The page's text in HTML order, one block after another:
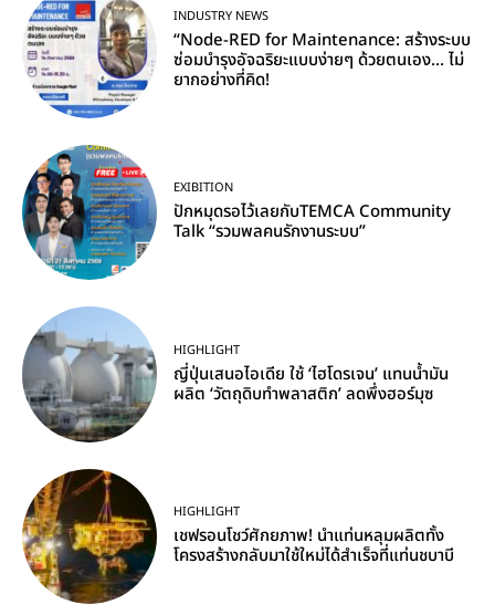
INDUSTRY NEWS
“Node-RED for Maintenance: สร้างระบบ
ซ่อมบำรุงอัจฉริยะแบบง่ายๆ ด้วยตนเอง… ไม่
ยากอย่างที่คิด!
EXIBITION
ปักหมุดรอไว้เลยกับTEMCA Community
Talk “รวมพลคนรักงานระบบ”
HIGHLIGHT
ญี่ปุ่นเสนอไอเดีย ใช้ ‘ไฮโดรเจน’ แทนน้ำมัน
ผลิต ‘วัตถุดิบทำพลาสติก’ ลดพึ่งฮอร์มุซ
HIGHLIGHT
เชฟรอนโชว์ศักยภาพ! นำแท่นหลุมผลิตทั้ง
โครงสร้างกลับมาใช้ใหม่ได้สำเร็จที่แท่นชบาบี